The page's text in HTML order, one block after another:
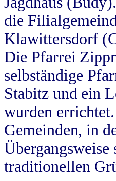
die
Klawittersdorf
Die Pfarrei
selbständige
Stabitz und ein
wurden
Gemeinden, in
traditionellen